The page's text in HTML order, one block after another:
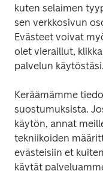
kuten selaimen
sen verkkosivun
Evästeet voivat
olet vieraillut,
palvelun käytöstäsi.
Keräämämme
suostumuksista.
käytön, annat
tekniikoiden
evästeisiin et
käytät